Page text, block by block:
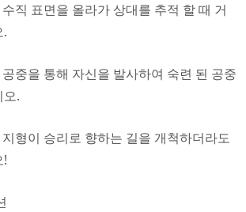
직 표면을 올라가 상대를 추적 할 때 거
.
중을 통해 자신을 발사하여 숙련 된 공중
오.
형이 승리로 향하는 길을 개척하더라도
!